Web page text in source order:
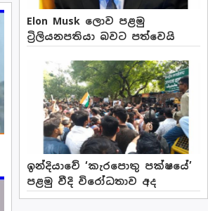
Elon Musk ලොව පළමු
ට්‍රිලියනපතියා බවට පත්වෙයි
ඉන්දියාවේ ‘කැරපොතු පක්ෂයේ’
පළමු වීදි විරෝධතාව අද